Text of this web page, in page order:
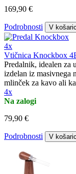
169,90 €
Podrobnosti V
4x
Vtičnica Knockbox
Predalnik, idealen za
izdelan iz masivnega
mlinček za kavo ali
4x
Na zalogi
79,90 €
Podrobnosti V